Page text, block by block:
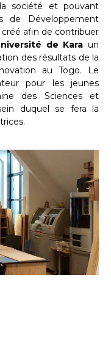
société et pouvant
de Développement
afin de contribuer
de Kara un
des résultats de la
au Togo. Le
pour les jeunes
des Sciences et
duquel se fera la